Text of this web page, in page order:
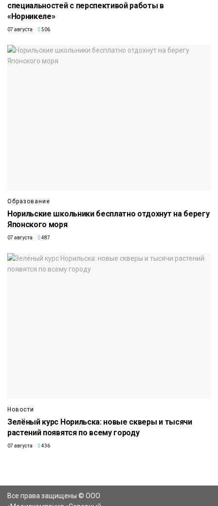
специальностей с перспективой работы в
«Норникеле»
07 августа 506
Образование
Норильские школьники бесплатно отдохнут на берегу
Японского моря
07 августа 487
Новости
Зелёный курс Норильска: новые скверы и тысячи
растений появятся по всему городу
07 августа 436
Все права защищены © ООО